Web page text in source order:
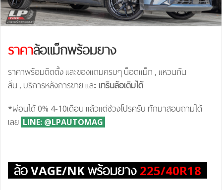
ราคาล้อแม็กพร้อมยาง
ราคาพร้อมติดตั้ง และของแถมครบๆ น็อตแม็ก , แหวนกัน
สั่น , บริการหลังการขาย และ เทรินล้อเดิมได้
*ผ่อนได้ 0% 4-10เดือน แล้วแต่ช่วงโปรครับ ทักมาสอบถามได้
เลย LINE: @LPAUTOMAG
ล้อ VAGE/NK พร้อมยาง 225/40R18